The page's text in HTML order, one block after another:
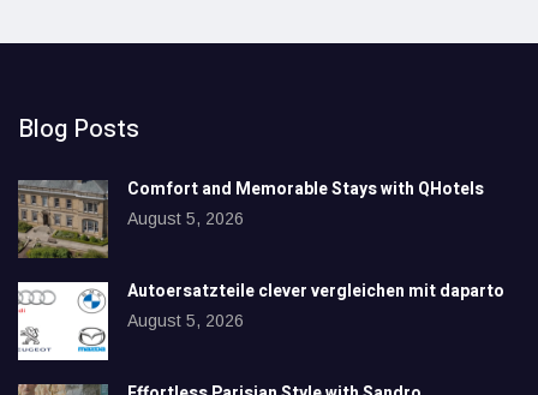
Blog Posts
Comfort and Memorable Stays with QHotels
August 5, 2026
Autoersatzteile clever vergleichen mit daparto
August 5, 2026